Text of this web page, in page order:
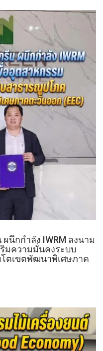
นึกกำลัง IWRM ลงนาม
มความมั่นคงระบบ
ตเขตพัฒนาพิเศษภาค